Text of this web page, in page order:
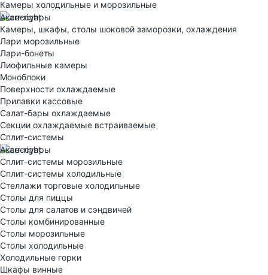
Камеры холодильные и морозильные
Аксессуары
Камеры, шкафы, столы шоковой заморозки, охлаждения
Лари морозильные
Лари-бонеты
Лиофильные камеры
Моноблоки
Поверхности охлаждаемые
Прилавки кассовые
Салат-бары охлаждаемые
Секции охлаждаемые встраиваемые
Сплит-системы
Аксессуары
Сплит-системы морозильные
Сплит-системы холодильные
Стеллажи торговые холодильные
Столы для пиццы
Столы для салатов и сэндвичей
Столы комбинированные
Столы морозильные
Столы холодильные
Холодильные горки
Шкафы винные